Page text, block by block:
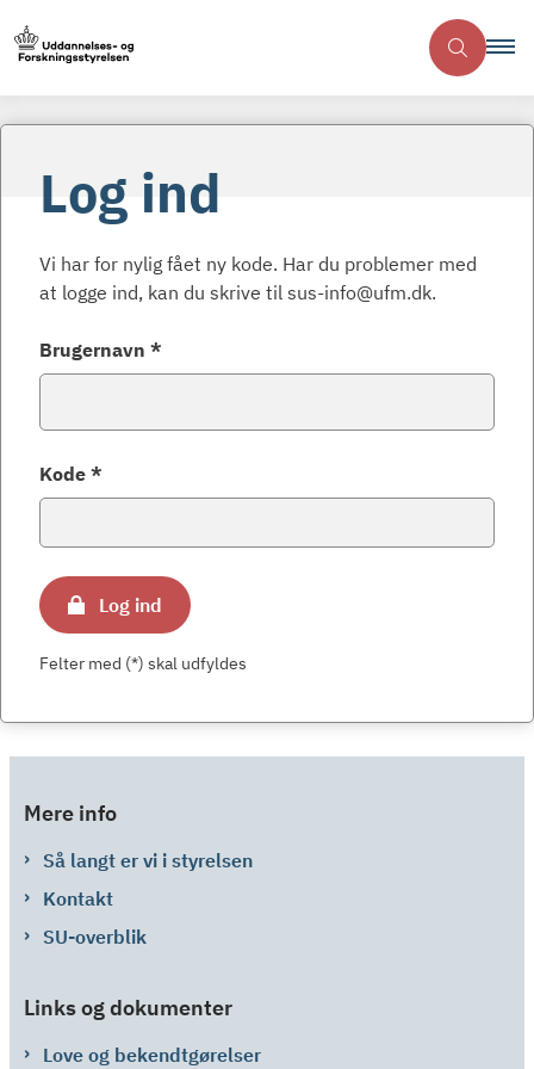
Log ind
Vi har for nylig fået ny kode. Har du problemer med
at logge ind, kan du skrive til sus-info@ufm.dk.
Brugernavn *
Kode *
Log ind
Felter med (*) skal udfyldes
Mere info
Så langt er vi i styrelsen
Kontakt
SU-overblik
Links og dokumenter
Love og bekendtgørelser